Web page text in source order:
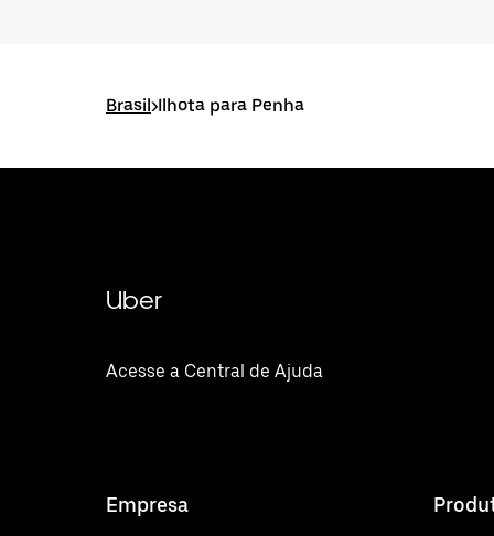
Brasil>Ilhota para Penha
Uber
Acesse a Central de Ajuda
Empresa